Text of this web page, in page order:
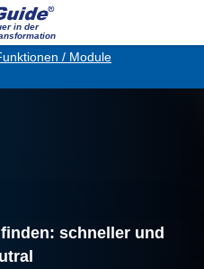
in der
/ Module
schneller und